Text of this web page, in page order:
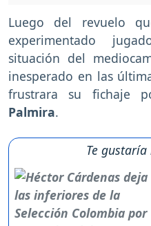
Luego del revuelo
experimentado
situación del
inesperado en las
frustrara su fichaje
Palmira.
Te